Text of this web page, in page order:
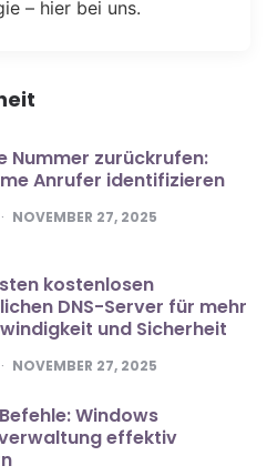
– hier bei uns.
Nummer zurückrufen:
Anrufer identifizieren
NOVEMBER 27, 2025
kostenlosen
DNS-Server für mehr
und Sicherheit
NOVEMBER 27, 2025
Windows
effektiv